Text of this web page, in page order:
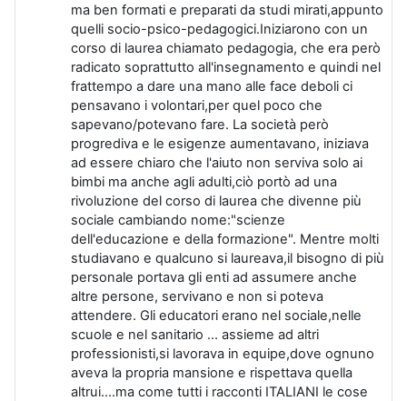
ma ben formati e preparati da studi mirati,appunto
quelli socio-psico-pedagogici.Iniziarono con un
corso di laurea chiamato pedagogia, che era però
radicato soprattutto all'insegnamento e quindi nel
frattempo a dare una mano alle face deboli ci
pensavano i volontari,per quel poco che
sapevano/potevano fare. La società però
progrediva e le esigenze aumentavano, iniziava
ad essere chiaro che l'aiuto non serviva solo ai
bimbi ma anche agli adulti,ciò portò ad una
rivoluzione del corso di laurea che divenne più
sociale cambiando nome:"scienze
dell'educazione e della formazione". Mentre molti
studiavano e qualcuno si laureava,il bisogno di più
personale portava gli enti ad assumere anche
altre persone, servivano e non si poteva
attendere. Gli educatori erano nel sociale,nelle
scuole e nel sanitario ... assieme ad altri
professionisti,si lavorava in equipe,dove ognuno
aveva la propria mansione e rispettava quella
altrui....ma come tutti i racconti ITALIANI le cose